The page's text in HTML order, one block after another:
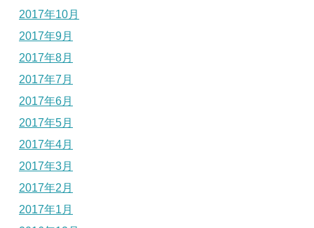
2017年10月
2017年9月
2017年8月
2017年7月
2017年6月
2017年5月
2017年4月
2017年3月
2017年2月
2017年1月